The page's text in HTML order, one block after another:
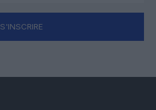
S'INSCRIRE